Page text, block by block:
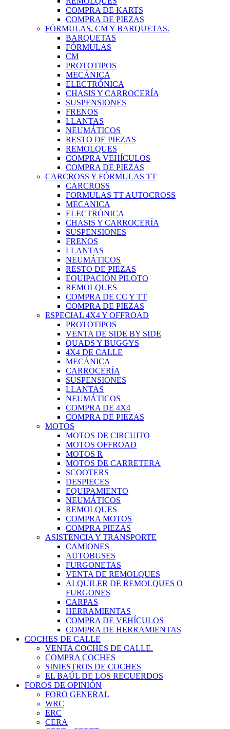
COMPRA DE KARTS
COMPRA DE PIEZAS
FÓRMULAS, CM Y BARQUETAS.
BARQUETAS
FÓRMULAS
CM
PROTOTIPOS
MECÁNICA
ELECTRÓNICA
CHASIS Y CARROCERÍA
SUSPENSIONES
FRENOS
LLANTAS
NEUMÁTICOS
RESTO DE PIEZAS
REMOLQUES
COMPRA VEHÍCULOS
COMPRA DE PIEZAS
CARCROSS Y FÓRMULAS TT
CARCROSS
FORMULAS TT AUTOCROSS
MECANICA
ELECTRÓNICA
CHASIS Y CARROCERÍA
SUSPENSIONES
FRENOS
LLANTAS
NEUMÁTICOS
RESTO DE PIEZAS
EQUIPACIÓN PILOTO
REMOLQUES
COMPRA DE CC Y TT
COMPRA DE PIEZAS
ESPECIAL 4X4 Y OFFROAD
PROTOTIPOS
VENTA DE SIDE BY SIDE
QUADS Y BUGGYS
4X4 DE CALLE
MECÁNICA
CARROCERÍA
SUSPENSIONES
LLANTAS
NEUMÁTICOS
COMPRA DE 4X4
COMPRA DE PIEZAS
MOTOS
MOTOS DE CIRCUITO
MOTOS OFFROAD
MOTOS R
MOTOS DE CARRETERA
SCOOTERS
DESPIECES
EQUIPAMIENTO
NEUMÁTICOS
REMOLQUES
COMPRA MOTOS
COMPRA PIEZAS
ASISTENCIA Y TRANSPORTE
CAMIONES
AUTOBUSES
FURGONETAS
VENTA DE REMOLQUES
ALQUILER DE REMOLQUES O
FURGONES
CARPAS
HERRAMIENTAS
COMPRA DE VEHÍCULOS
COMPRA DE HERRAMIENTAS
COCHES DE CALLE
VENTA COCHES DE CALLE.
COMPRA COCHES
SINIESTROS DE COCHES
EL BAÚL DE LOS RECUERDOS
FOROS DE OPINIÓN
FORO GENERAL
WRC
ERC
CERA